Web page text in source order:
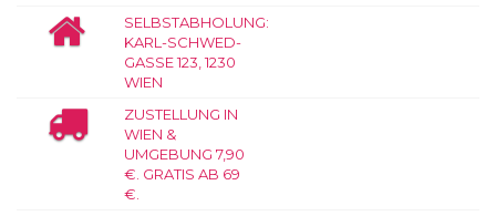
SELBSTABHOLUNG:
KARL-SCHWED-
GASSE 123, 1230
WIEN
ZUSTELLUNG IN
WIEN &
UMGEBUNG 7,90
€. GRATIS AB 69
€.